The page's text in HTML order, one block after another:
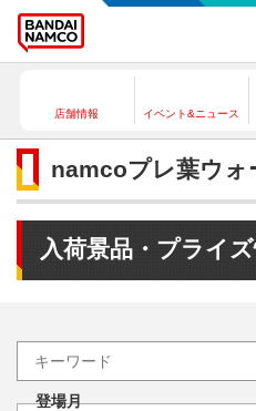
店舗情報 イベント&ニュース
namcoプレ葉ウォ
入荷景品・プライ
登場月